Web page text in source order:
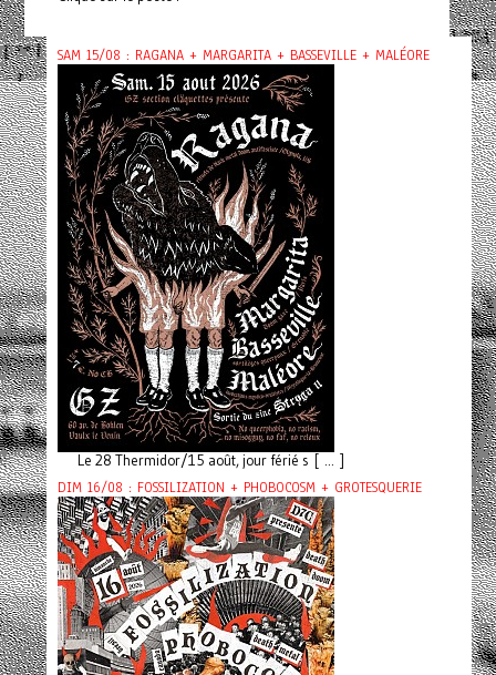
SAM 15/08 : RAGANA + MARGARITA + BASSEVILLE + MALÉORE
Le 28 Thermidor/15 août, jour férié s [ ... ]
DIM 16/08 : FOSSILIZATION + PHOBOCOSM + GROTESQUERIE